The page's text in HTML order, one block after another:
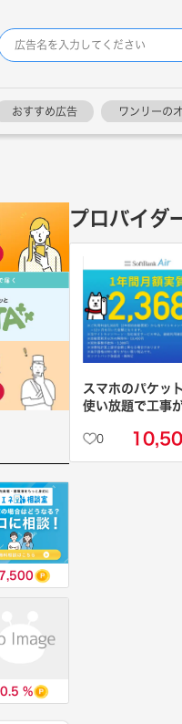
おすすめ広告 ワンリーの
%
プロバイダ
スマホのパケッ
使い放題で工事
【SoftbankAir
0